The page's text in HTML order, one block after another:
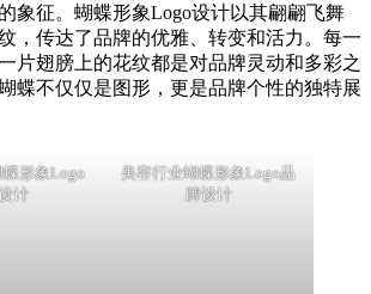
象征。蝴蝶形象Logo设计以其翩翩飞舞
，传达了品牌的优雅、转变和活力。每一
片翅膀上的花纹都是对品牌灵动和多彩之
蝶不仅仅是图形，更是品牌个性的独特展
形象Logo
计
美容行业蝴蝶形象Logo品
牌设计